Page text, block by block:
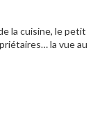
la cuisine, le petit
la vue au